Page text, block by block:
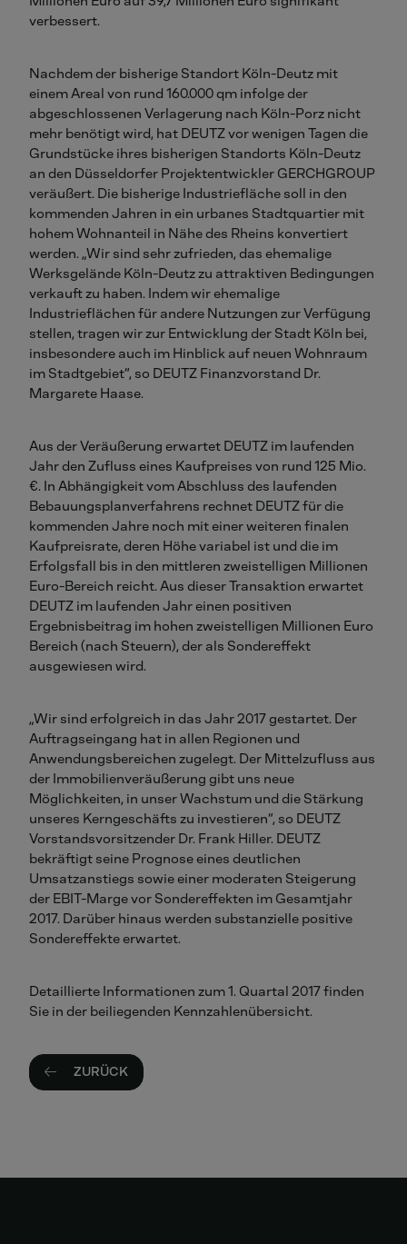
verbessert.
Nachdem der bisherige Standort Köln-Deutz mit
einem Areal von rund 160.000 qm infolge der
abgeschlossenen Verlagerung nach Köln-Porz nicht
mehr benötigt wird, hat DEUTZ vor wenigen Tagen die
Grundstücke ihres bisherigen Standorts Köln-Deutz
an den Düsseldorfer Projektentwickler GERCHGROUP
veräußert. Die bisherige Industriefläche soll in den
kommenden Jahren in ein urbanes Stadtquartier mit
hohem Wohnanteil in Nähe des Rheins konvertiert
werden. „Wir sind sehr zufrieden, das ehemalige
Werksgelände Köln-Deutz zu attraktiven Bedingungen
verkauft zu haben. Indem wir ehemalige
Industrieflächen für andere Nutzungen zur Verfügung
stellen, tragen wir zur Entwicklung der Stadt Köln bei,
insbesondere auch im Hinblick auf neuen Wohnraum
im Stadtgebiet“, so DEUTZ Finanzvorstand Dr.
Margarete Haase.
Aus der Veräußerung erwartet DEUTZ im laufenden
Jahr den Zufluss eines Kaufpreises von rund 125 Mio.
€. In Abhängigkeit vom Abschluss des laufenden
Bebauungsplanverfahrens rechnet DEUTZ für die
kommenden Jahre noch mit einer weiteren finalen
Kaufpreisrate, deren Höhe variabel ist und die im
Erfolgsfall bis in den mittleren zweistelligen Millionen
Euro-Bereich reicht. Aus dieser Transaktion erwartet
DEUTZ im laufenden Jahr einen positiven
Ergebnisbeitrag im hohen zweistelligen Millionen Euro
Bereich (nach Steuern), der als Sondereffekt
ausgewiesen wird.
„Wir sind erfolgreich in das Jahr 2017 gestartet. Der
Auftragseingang hat in allen Regionen und
Anwendungsbereichen zugelegt. Der Mittelzufluss aus
der Immobilienveräußerung gibt uns neue
Möglichkeiten, in unser Wachstum und die Stärkung
unseres Kerngeschäfts zu investieren“, so DEUTZ
Vorstandsvorsitzender Dr. Frank Hiller. DEUTZ
bekräftigt seine Prognose eines deutlichen
Umsatzanstiegs sowie einer moderaten Steigerung
der EBIT-Marge vor Sondereffekten im Gesamtjahr
2017. Darüber hinaus werden substanzielle positive
Sondereffekte erwartet.
Detaillierte Informationen zum 1. Quartal 2017 finden
Sie in der beiliegenden Kennzahlenübersicht.
ZURÜCK